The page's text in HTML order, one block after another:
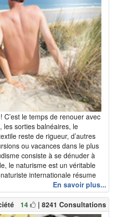
le temps de renouer avec
les sorties balnéaires, le
reste de rigueur, d’autres
ou vacances dans le plus
consiste à se dénuder à
le naturisme est un véritable
internationale résume
En savoir plus...
14 | 8241 Consultations